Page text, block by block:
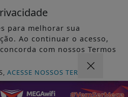
para melhorar sua
Ao continuar o acesso,
com nossos Termos
ACESSE NOSSOS TERMOS